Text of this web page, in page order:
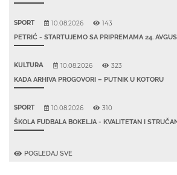
SPORT 10.08.2026 143
PETRIĆ - STARTUJEMO SA PRIPREMAMA 24.
KULTURA 10.08.2026 323
KADA ARHIVA PROGOVORI – PUTNIK U KOTORU
SPORT 10.08.2026 310
ŠKOLA FUDBALA BOKELJA - KVALITETAN I
POGLEDAJ SVE